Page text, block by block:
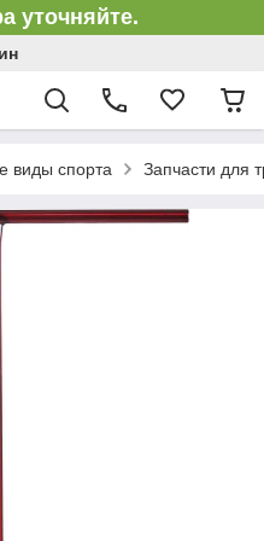
уточняйте.
виды спорта Запчасти для